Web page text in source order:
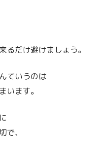
るだけ避けましょう。
ていうのは
います。
で、